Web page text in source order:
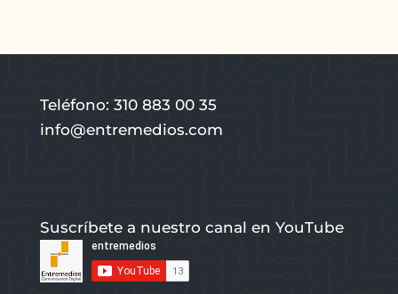
Teléfono: 310 883 00 35
info@entremedios.com
Suscríbete a nuestro canal en YouTube